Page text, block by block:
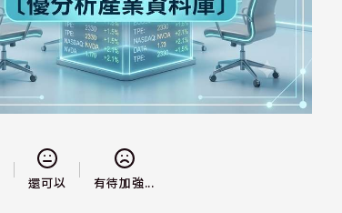
還可以 有待加強...